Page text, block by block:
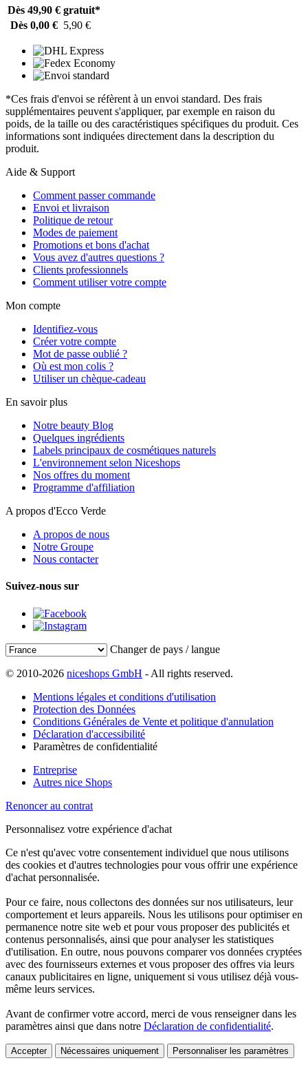
Dès 49,90 € gratuit*
Dès 0,00 € 5,90 €
*Ces frais d'envoi se réfèrent à un envoi standard. Des frais
supplémentaires peuvent s'appliquer, par exemple en raison du
poids, de la taille ou des caractéristiques spécifiques du produit. Ces
informations sont indiquées directement dans la description du
produit.
Aide & Support
Comment passer commande
Envoi et livraison
Politique de retour
Modes de paiement
Promotions et bons d'achat
Vous avez d'autres questions ?
Clients professionnels
Comment utiliser votre compte
Mon compte
Identifiez-vous
Créer votre compte
Mot de passe oublié ?
Où est mon colis ?
Utiliser un chèque-cadeau
En savoir plus
Notre beauty Blog
Quelques ingrédients
Labels principaux de cosmétiques naturels
L'environnement selon Niceshops
Nos offres du moment
Programme d'affiliation
A propos d'Ecco Verde
A propos de nous
Notre Groupe
Nous contacter
Suivez-nous sur
Changer de pays / langue
© 2010-2026 niceshops GmbH - All rights reserved.
Mentions légales et conditions d'utilisation
Protection des Données
Conditions Générales de Vente et politique d'annulation
Déclaration d'accessibilité
Paramètres de confidentialité
Entreprise
Autres nice Shops
Renoncer au contrat
Personnalisez votre expérience d'achat
Ce n'est qu'avec votre consentement individuel que nous utilisons
des cookies et d'autres technologies pour vous offrir une expérience
d'achat personnalisée.
Pour ce faire, nous collectons des données sur nos utilisateurs, leur
comportement et leurs appareils. Nous les utilisons pour optimiser en
permanence notre site web et pour vous proposer des publicités et
contenus personnalisés, ainsi que pour analyser les statistiques
d'utilisation. En outre, nous pouvons comparer vos données cryptées
avec des fournisseurs externes et vous proposer des offres via leurs
canaux publicitaires en ligne, uniquement si vous utilisez déjà vous-
même leurs services.
Avant de confirmer votre accord, merci de vous renseigner dans les
paramètres ainsi que dans notre Déclaration de confidentialité.
Accepter Nécessaires uniquement Personnaliser les paramètres